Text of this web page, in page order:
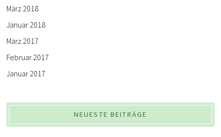
März 2018
Januar 2018
März 2017
Februar 2017
Januar 2017
NEUESTE BEITRÄGE